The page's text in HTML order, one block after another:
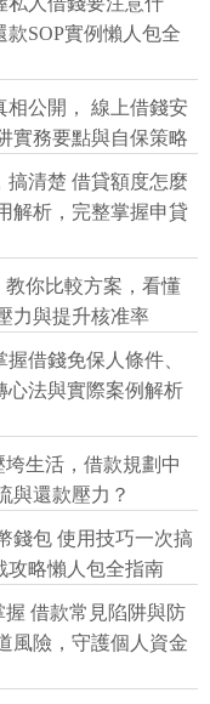
SOP實例懶人包全
相公開， 線上借錢安
實務要點與自保策略
搞清楚 借貸額度怎麼
解析，完整掌握申貸
教你比較方案，看懂
力與提升核准率
借錢免保人條件、
心法與實際案例解析
生活，借款規劃中
與還款壓力？
錢包 使用技巧一次搞
攻略懶人包全指南
握 借款常見陷阱與防
風險，守護個人資金